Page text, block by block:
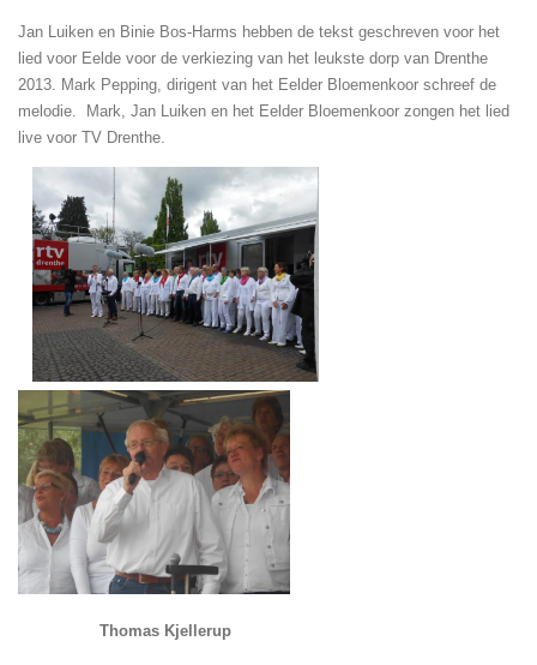
Jan Luiken en Binie Bos-Harms hebben de tekst geschreven voor het
lied voor Eelde voor de verkiezing van het leukste dorp van Drenthe
2013. Mark Pepping, dirigent van het Eelder Bloemenkoor schreef de
melodie. Mark, Jan Luiken en het Eelder Bloemenkoor zongen het lied
live voor TV Drenthe.
Thomas Kjellerup